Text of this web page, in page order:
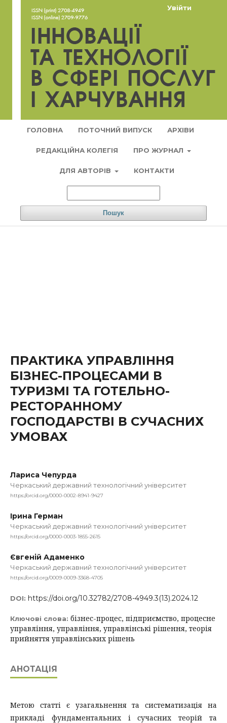
ГОЛОВНА ПОТОЧНИЙ ВИПУСК АРХІВИ
РЕДАКЦІЙНА КОЛЕГІЯ ПРО ЖУРНАЛ
ДЛЯ АВТОРІВ КОНТАКТИ
Пошук
Увійти
ПРАКТИКА УПРАВЛІННЯ
БІЗНЕС-ПРОЦЕСАМИ В
ТУРИЗМІ ТА ГОТЕЛЬНО-
РЕСТОРАННОМУ
ГОСПОДАРСТВІ В СУЧАСНИХ
УМОВАХ
Лариса Чепурда
Черкаський державний технологічний університет
https://orcid.org/0000-0002-8941-9427
Ірина Герман
Черкаський державний технологічний університет
https://orcid.org/0000-0003-1855-2615
Євгеній Адаменко
Черкаський державний технологічний університет
https://orcid.org/0009-0009-3368-4705
DOI: https://doi.org/10.32782/2708-4949.3(13).2024.12
Ключові слова: бізнес-процес, підприємство, процесне
управління, управління, управлінські рішення, теорія
прийняття управлінських рішень
АНОТАЦІЯ
Метою статті є узагальнення та систематизація на
прикладі фундаментальних і сучасних теорій та